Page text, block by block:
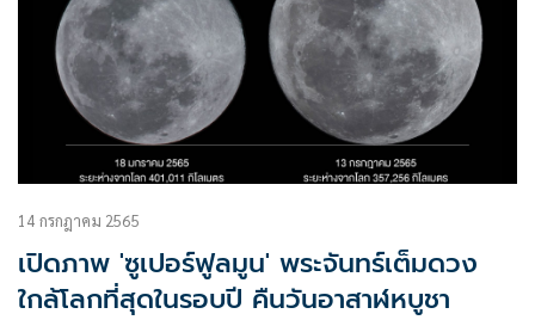
14 กรกฎาคม 2565
เปิดภาพ 'ซูเปอร์ฟูลมูน' พระจันทร์เต็มดวง
ใกล้โลกที่สุดในรอบปี คืนวันอาสาฬหบูชา